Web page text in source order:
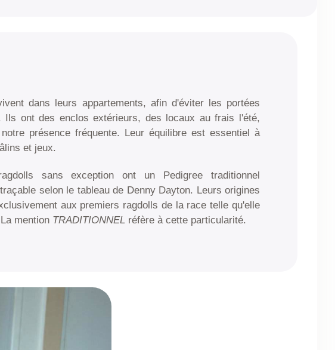
dans leurs appartements, afin d'éviter les portées
Ils ont des enclos extérieurs, des locaux au frais l'été,
présence fréquente. Leur équilibre est essentiel à
et jeux.
sans exception ont un Pedigree traditionnel
selon le tableau de Denny Dayton. Leurs origines
aux premiers ragdolls de la race telle qu'elle
mention TRADITIONNEL réfère à cette particularité.